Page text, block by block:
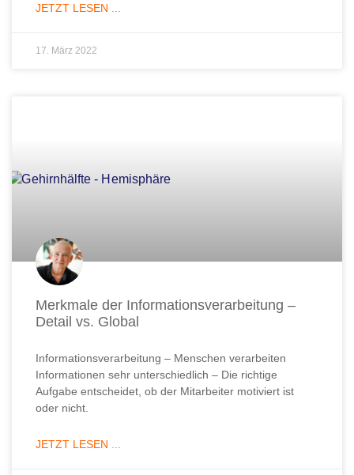
JETZT LESEN ...
17. März 2022
Merkmale der Informationsverarbeitung –
Detail vs. Global
Informationsverarbeitung – Menschen verarbeiten
Informationen sehr unterschiedlich – Die richtige
Aufgabe entscheidet, ob der Mitarbeiter motiviert ist
oder nicht.
JETZT LESEN ...